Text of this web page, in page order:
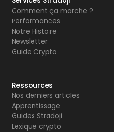
Comment ça marche ?
Performances
Notre Histoire
Newsletter
Guide Crypto
Ressources
Nos derniers articles
Apprentissage
Guides Stradoji
Lexique crypto